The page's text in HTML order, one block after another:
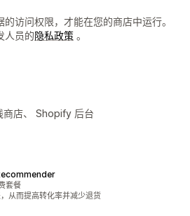
访问权限，才能在您的商店中运行。
人员的隐私政策 。
商店、 Shopify 后台
套餐
从而提高转化率并减少退货